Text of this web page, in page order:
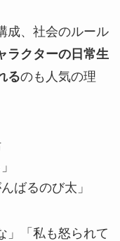
成、社会のルール
ラクターの日常生
るのも人気の理
ばるのび太」
」「私も怒られて